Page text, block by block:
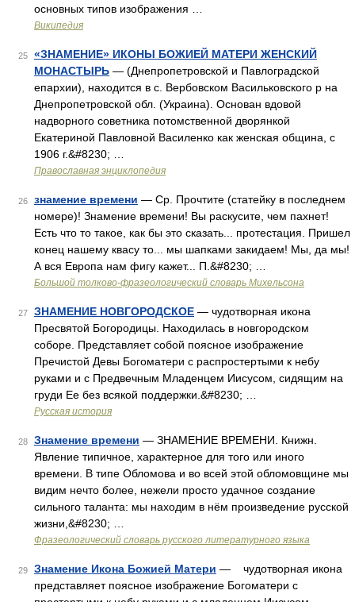
основных типов изображения …
Википедия
25
«ЗНАМЕНИЕ» ИКОНЫ БОЖИЕЙ МАТЕРИ ЖЕНСКИЙ
МОНАСТЫРЬ — (Днепропетровской и Павлоградской
епархии), находится в с. Вербовском Васильковского р на
Днепропетровской обл. (Украина). Основан вдовой
надворного советника потомственной дворянкой
Екатериной Павловной Василенко как женская община, с
1906 г.&#8230; …
Православная энциклопедия
26 знамение времени — Ср. Прочтите (статейку в последнем
номере)! Знамение времени! Вы раскусите, чем пахнет!
Есть что то такое, как бы это сказать... протестация. Пришел
конец нашему квасу то... мы шапками закидаем! Мы, да мы!
А вся Европа нам фигу кажет... П.&#8230; …
Большой толково-фразеологический словарь Михельсона
27 ЗНАМЕНИЕ НОВГОРОДСКОЕ — чудотворная икона
Пресвятой Богородицы. Находилась в новгородском
соборе. Представляет собой поясное изображение
Пречистой Девы Богоматери с распростертыми к небу
руками и с Предвечным Младенцем Иисусом, сидящим на
груди Ее без всякой поддержки.&#8230; …
Русская история
28 Знамение времени — ЗНАМЕНИЕ ВРЕМЕНИ. Книжн.
Явление типичное, характерное для того или иного
времени. В типе Обломова и во всей этой обломовщине мы
видим нечто более, нежели просто удачное создание
сильного таланта: мы находим в нём произведение русской
жизни,&#8230; …
Фразеологический словарь русского литературного языка
29 Знамение Икона Божией Матери — чудотворная икона
представляет поясное изображение Богоматери с